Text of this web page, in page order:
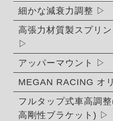
細かな減衰力調整
高張力材質製スプリ
アッパーマウント
MEGAN RACING オ
フルタップ式車高調
高剛性ブラケット)